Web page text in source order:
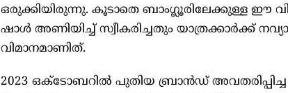
ഒരുക്കിയിരുന്നു. കൂടാതെ ബാംഗ്ലൂരിലേക്കുള്ള ഈ
ഷാൾ അണിയിച്ച് സ്വീകരിച്ചതും യാത്രക്കാർക്ക്
വിമാനമാണിത്.
2023 ഒക്ടോബറിൽ പുതിയ ബ്രാൻഡ്